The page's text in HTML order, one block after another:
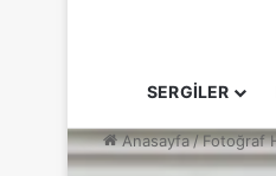
SERGİLER
Anasayfa/Fotoğraf